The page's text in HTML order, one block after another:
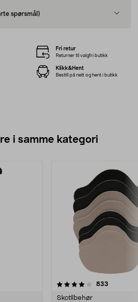
spørsmål)
Fri retur
Returner til valgfri butikk
Klikk&Hent
Bestill på nett og hent i butikk
i samme kategori
833
Skotilbehør
4.5 av 5 stjerner